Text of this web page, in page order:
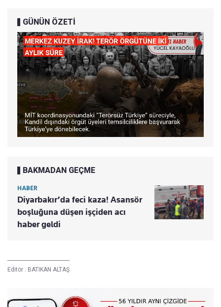
GÜNÜN ÖZETİ
BAKMADAN GEÇME
HABER
Diyarbakır’da feci kaza! Asansör
boşluğuna düşen işçiden acı
haber geldi
Editör : BATIKAN ALTAŞ